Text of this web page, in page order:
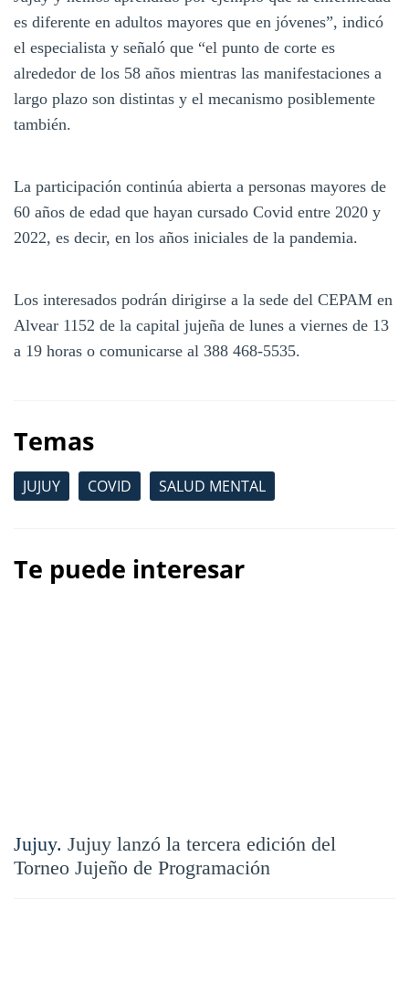
es diferente en adultos mayores que en jóvenes”, indicó
el especialista y señaló que “el punto de corte es
alrededor de los 58 años mientras las manifestaciones a
largo plazo son distintas y el mecanismo posiblemente
también.
La participación continúa abierta a personas mayores de
60 años de edad que hayan cursado Covid entre 2020 y
2022, es decir, en los años iniciales de la pandemia.
Los interesados podrán dirigirse a la sede del CEPAM en
Alvear 1152 de la capital jujeña de lunes a viernes de 13
a 19 horas o comunicarse al 388 468-5535.
Temas
JUJUY COVID SALUD MENTAL
Te puede interesar
Jujuy. Jujuy lanzó la tercera edición del
Torneo Jujeño de Programación